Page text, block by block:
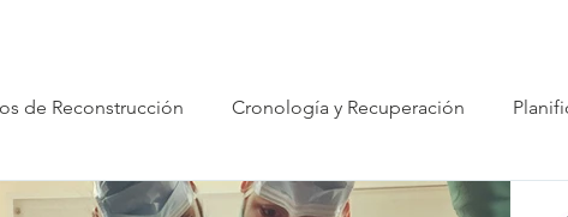
de Reconstrucción Cronología y Recuperación
Implantes Reconstrucción Autóloga